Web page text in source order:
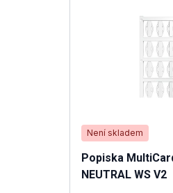
Není skladem
Popiska
NEUTRAL WS V2